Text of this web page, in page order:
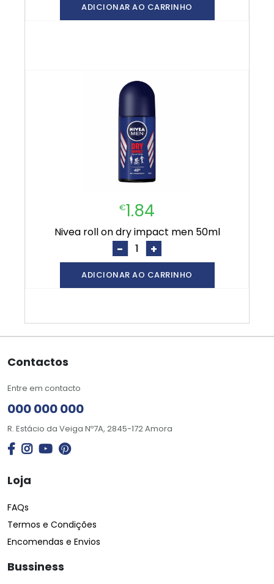
ADICIONAR AO CARRINHO
€1.84
nivea roll on dry impact men 50ml
- +
ADICIONAR AO CARRINHO
Contactos
Entre em contacto
000 000 000
R. Estácio da Veiga Nº7A, 2845-172 Amora
Loja
FAQs
Termos e Condições
Encomendas e Envios
Bussiness